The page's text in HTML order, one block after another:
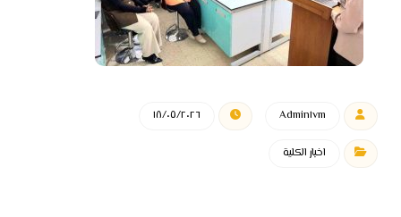
Admin١vm ١٨/٠٥/٢٠٢٦
اخبار الكلية